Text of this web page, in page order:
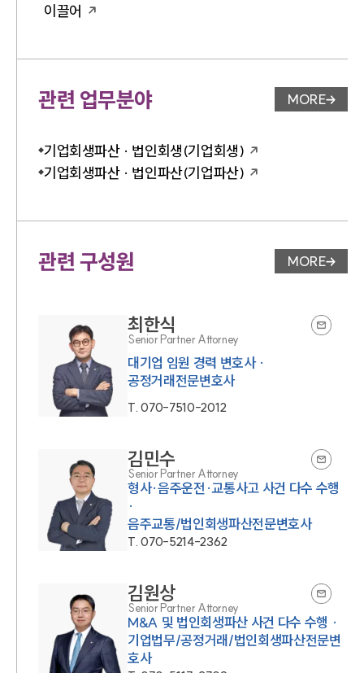
이끌어
관련 업무분야 업무분야
MORE
기업회생파산 · 법인회생(기업회생)
기업회생파산 · 법인파산(기업파산)
관련 구성원 변호사 페
MORE
최한식
Senior Partner Attorney
대기업 임원 경력 변호사 ·
공정거래전문변호사
T.070-7510-2012
김민수
Senior Partner Attorney
형사·음주운전·교통사고 사건 다수 수행
·
음주교통/법인회생파산전문변호사
T.070-5214-2362
김원상
Senior Partner Attorney
M&A 및 법인회생파산 사건 다수 수행 ·
기업법무/공정거래/법인회생파산전문변
호사